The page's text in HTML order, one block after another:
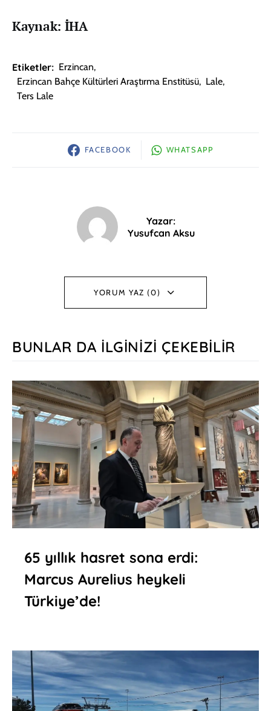
Kaynak: İHA
Etiketler: Erzincan,
Erzincan Bahçe Kültürleri Araştırma Enstitüsü, Lale,
Ters Lale
FACEBOOK WHATSAPP
Yazar:
Yusufcan Aksu
YORUM YAZ (0)
BUNLAR DA İLGINIZI ÇEKEBILIR
65 yıllık hasret sona erdi:
Marcus Aurelius heykeli
Türkiye’de!